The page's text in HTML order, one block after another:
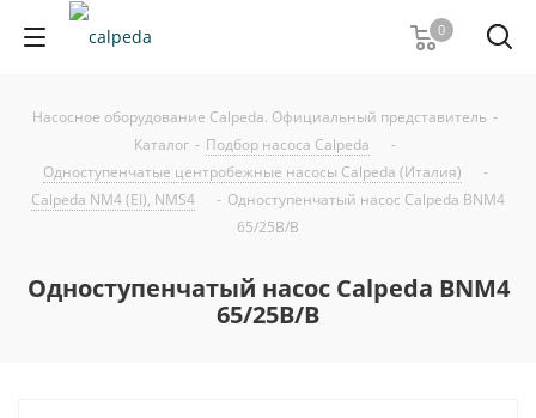
0
Насосное оборудование Calpeda. Официальный представитель -
Каталог - Подбор насоса Calpeda
-
Одноступенчатые центробежные насосы Calpeda (Италия)
-
Calpeda NM4 (EI), NMS4
- Одноступенчатый насос Calpeda BNM4
65/25B/B
Одноступенчатый насос Calpeda BNM4
65/25B/B